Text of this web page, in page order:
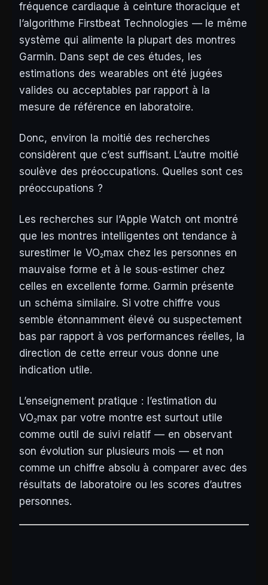
fréquence cardiaque à ceinture thoracique et
l’algorithme Firstbeat Technologies — le même
système qui alimente la plupart des montres
Garmin. Dans sept de ces études, les
estimations des wearables ont été jugées
valides ou acceptables par rapport à la
mesure de référence en laboratoire.
Donc, environ la moitié des recherches
considèrent que c’est suffisant. L’autre moitié
soulève des préoccupations. Quelles sont ces
préoccupations ?
Les recherches sur l’Apple Watch ont montré
que les montres intelligentes ont tendance à
surestimer le VO₂max chez les personnes en
mauvaise forme et à le sous-estimer chez
celles en excellente forme. Garmin présente
un schéma similaire. Si votre chiffre vous
semble étonnamment élevé ou suspectement
bas par rapport à vos performances réelles, la
direction de cette erreur vous donne une
indication utile.
L’enseignement pratique : l’estimation du
VO₂max par votre montre est surtout utile
comme outil de suivi relatif — en observant
son évolution sur plusieurs mois — et non
comme un chiffre absolu à comparer avec des
résultats de laboratoire ou les scores d’autres
personnes.